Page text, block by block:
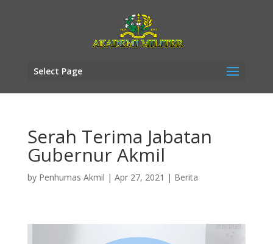
Select Page
Serah Terima Jabatan
Gubernur Akmil
by Penhumas Akmil | Apr 27, 2021 | Berita